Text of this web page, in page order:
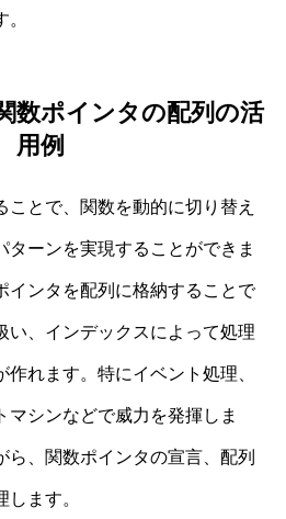
数ポインタの配列の活
用例
ことで、関数を動的に切り替え
ターンを実現することができま
インタを配列に格納することで
い、インデックスによって処理
れます。特にイベント処理、
マシンなどで威力を発揮しま
ら、関数ポインタの宣言、配列
ます。